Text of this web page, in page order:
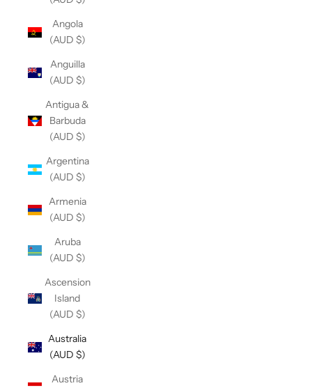
Angola
(AUD $)
Anguilla
(AUD $)
Antigua &
Barbuda
(AUD $)
Argentina
(AUD $)
Armenia
(AUD $)
Aruba
(AUD $)
Ascension
Island
(AUD $)
Australia
(AUD $)
Austria